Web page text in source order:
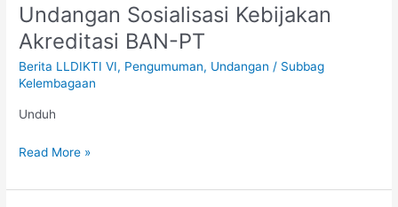
Undangan Sosialisasi Kebijakan
Akreditasi BAN-PT
Berita LLDIKTI VI, Pengumuman, Undangan / Subbag
Kelembagaan
Unduh
Undangan
Sosialisasi
Kebijakan
Akreditasi
BAN-
PT
Read More »